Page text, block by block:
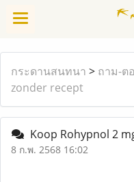
กระดานสนทนา > ถาม-ต
zonder recept
Koop Rohypnol 2
8 ก.พ. 2568 16:02